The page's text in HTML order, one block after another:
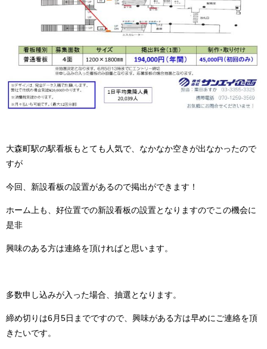
大森町駅の駅看板もとても人気で、なかなか空きが出なかったので
すが
今回、新設看板の設置があるので掲出ができます！
ホーム上も、好位置での新設看板の設置となりますのでこの機会に
是非
興味のある方は連絡を頂ければと思います。
多数申し込みが入った場合、抽選となります。
締め切りは6月5日までですので、興味がある方は早めにご連絡を頂
きたいです。